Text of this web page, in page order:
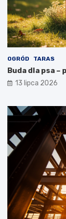
OGRÓD TARAS
Buda dla psa
13 lipca 2026